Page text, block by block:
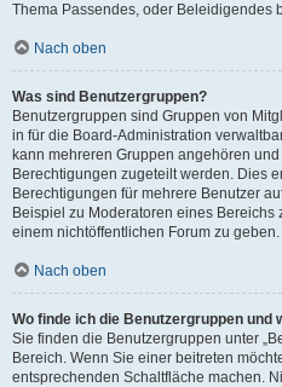
Thema Passendes, oder Beleidigendes
Nach oben
Was sind Benutzergruppen?
Benutzergruppen sind Gruppen von
in für die Board-Administration
kann mehreren Gruppen angehören
Berechtigungen zugeteilt werden. Dies
Berechtigungen für mehrere Benutzer
Beispiel zu Moderatoren eines Bereichs
einem nichtöffentlichen Forum zu geben.
Nach oben
Wo finde ich die Benutzergruppen und
Sie finden die Benutzergruppen unter
Bereich. Wenn Sie einer beitreten
entsprechenden Schaltfläche machen.